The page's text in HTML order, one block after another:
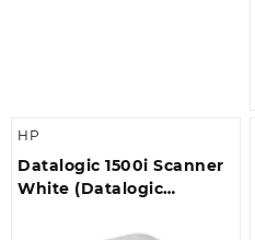
HP
Datalogic 1500i Scanner
White (Datalogic